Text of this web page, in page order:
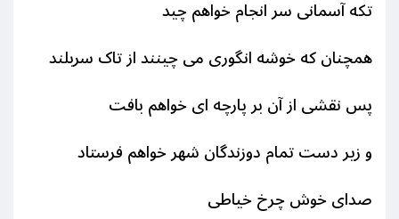
تکه آسمانی سر انجام خواهم چید
همچنان که خوشه انگوری می چینند از تاک سربلند
پس نقشی از آن بر پارچه ای خواهم بافت
و زیر دست تمام دوزندگان شهر خواهم فرستاد
صدای خوش چرخ خیاطی